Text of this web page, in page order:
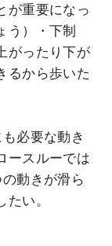
が重要になっ
う）・下制
がったり下が
るから歩いた
必要な動き
ースルーでは
動きが滑ら
い。